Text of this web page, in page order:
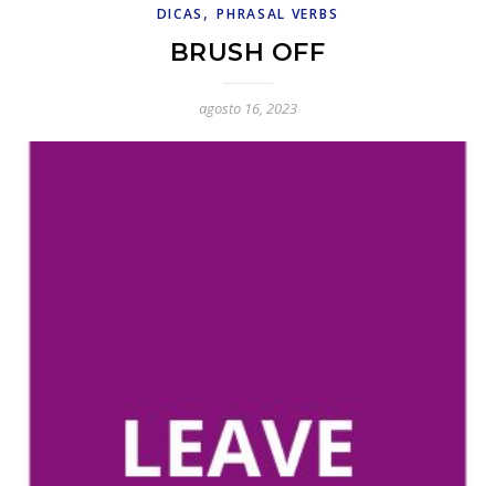
DICAS ,PHRASAL VERBS
BRUSH OFF
agosto 16, 2023